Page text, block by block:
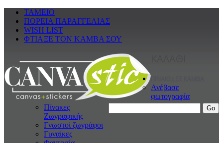
ΤΑΜΕΙΟ
ΠΟΡΕΙΑ ΠΑΡΑΓΓΕΛΙΑΣ
WISH LIST
ΦΤΙΑΞΕ ΤΟΝ ΚΑΜΒΑ ΣΟΥ
Ανέβασε
φωτογραφία
Πίνακες
Ζωγραφικής
Γνωστοί ζωγράφοι
Γυναίκες